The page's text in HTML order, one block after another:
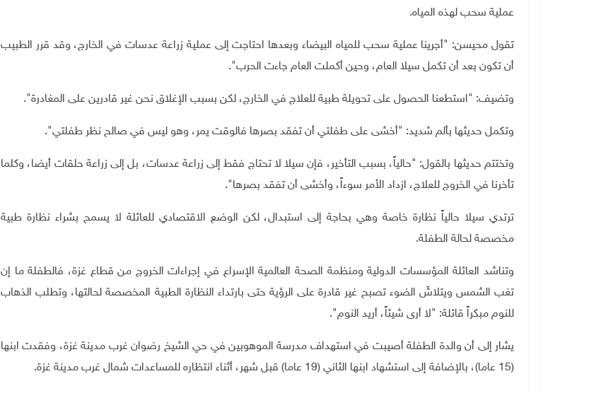
عملية سحب لهذه المياه.
تقول محيسن: "أجرينا عملية سحب للمياه البيضاء وبعدها احتاجت إلى عملية زراعة عدسات في الخارج، وقد قرر الطبيب
أن تكون بعد أن تكمل سيلا العام، وحين أكملت العام جاءت الحرب".
وتضيف: "استطعنا الحصول على تحويلة طبية للعلاج في الخارج، لكن بسبب الإغلاق نحن غير قادرين على المغادرة".
وتكمل حديثها بألم شديد: "أخشى على طفلتي أن تفقد بصرها فالوقت يمر، وهو ليس في صالح نظر طفلتي".
وتختتم حديثها بالقول: "حالياً، بسبب التأخير، فإن سيلا لا تحتاج فقط إلى زراعة عدسات، بل إلى زراعة حلقات أيضا، وكلما
تأخرنا في الخروج للعلاج، ازداد الأمر سوءاً، وأخشى أن تفقد بصرها".
ترتدي سيلا حالياً نظارة خاصة وهي بحاجة إلى استبدال، لكن الوضع الاقتصادي للعائلة لا يسمح بشراء نظارة طبية
مخصصة لحالة الطفلة.
وتناشد العائلة المؤسسات الدولية ومنظمة الصحة العالمية الإسراع في إجراءات الخروج من قطاع غزة، فالطفلة ما إن
تغب الشمس ويتلاشَ الضوء تصبح غير قادرة على الرؤية حتى بارتداء النظارة الطبية المخصصة لحالتها، وتطلب الذهاب
للنوم مبكراً قائلة: "لا أرى شيئاً، أريد النوم".
يشار إلى أن والدة الطفلة أصيبت في استهداف مدرسة الموهوبين في حي الشيخ رضوان غرب مدينة غزة، وفقدت ابنها
(15 عاما)، بالإضافة إلى استشهاد ابنها الثاني (19 عاما) قبل شهر، أثناء انتظاره للمساعدات شمال غرب مدينة غزة.